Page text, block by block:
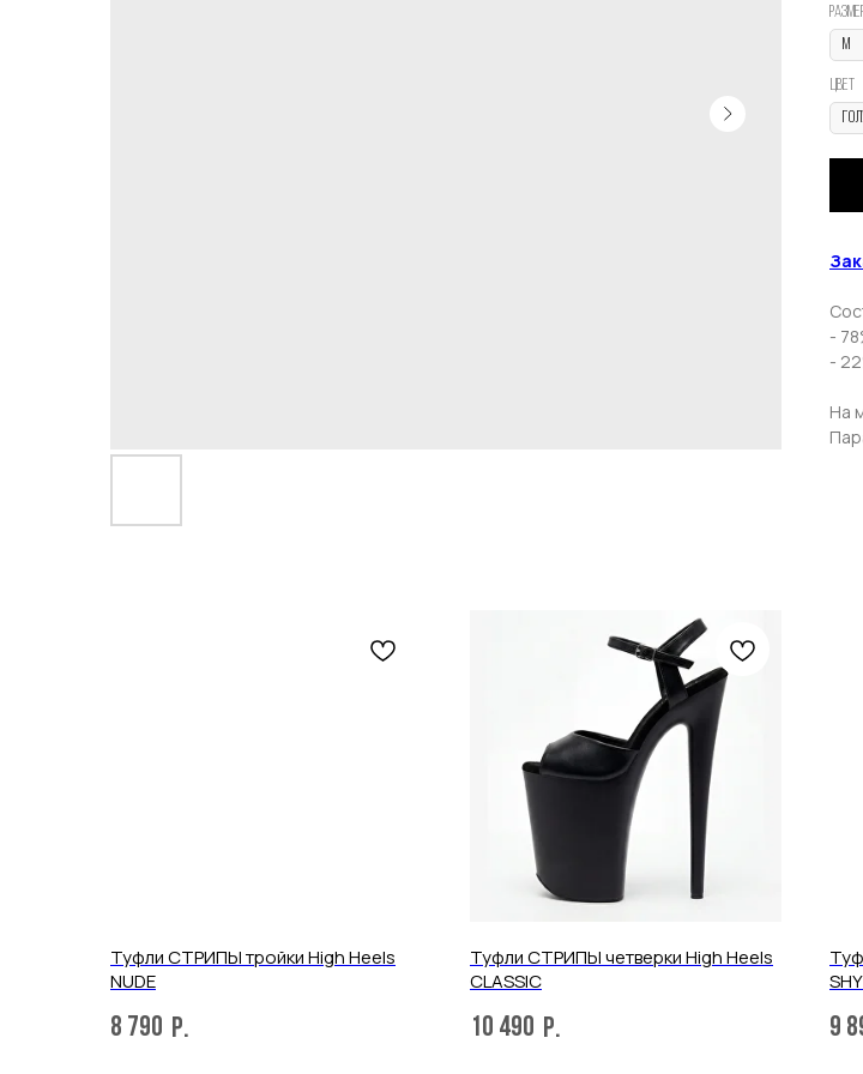
Привет! Дарим тебе -10%
Подпишись на нашу
...и узнавай об
Нажимая на кнопку, вы даете
персональных данных согласно
Цвет
-
-
На
Туфли СТРИПЫ тройки High Heels
NUDE
8 790 р.
Туфли СТРИПЫ четверки High Heels
CLASSIC
10 490 р. 9